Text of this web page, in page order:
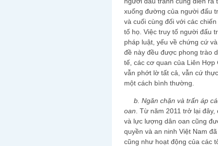
xuống đường của người đấu
và cuối cùng đối với các
tố họ. Việc truy tố người đấu
pháp luật, yếu về chứng cứ
đề này đều được phong trào
tế, các cơ quan của Liên Hợp
vẫn phớt lờ tất cả, vẫn cứ
một cách bình thường.
b. Ngăn chặn và trấn áp
oan . Từ năm 2011 trở lại
và lực lượng dân oan cũng
quyền và an ninh Việt Nam
cũng như hoạt động của các